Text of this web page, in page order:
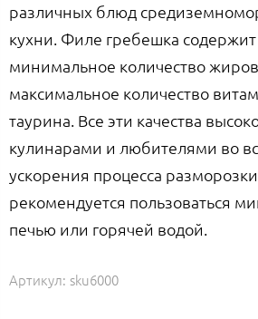
различных блюд
кухни. Филе гребешка содержит
минимальное количество
максимальное количество
таурина. Все эти качества
кулинарами и любителями во
ускорения процесса
рекомендуется пользоваться
печью или горячей водой.
Артикул: sku6000